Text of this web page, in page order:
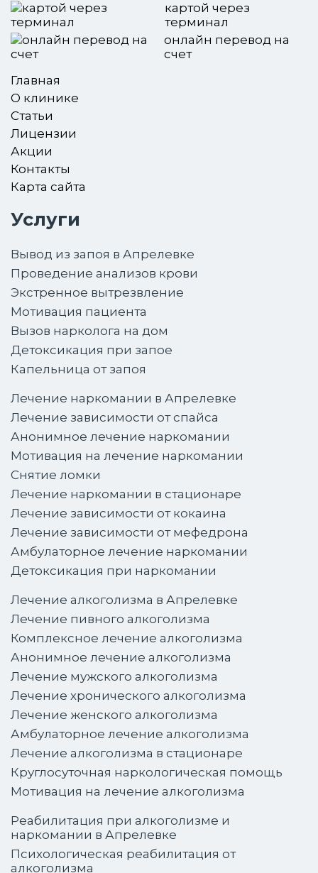
картой через
терминал
онлайн перевод на
счет
Главная
О клинике
Статьи
Лицензии
Акции
Контакты
Карта сайта
Услуги
Вывод из запоя в Апрелевке
Проведение анализов крови
Экстренное вытрезвление
Мотивация пациента
Вызов нарколога на дом
Детоксикация при запое
Капельница от запоя
Лечение наркомании в Апрелевке
Лечение зависимости от спайса
Анонимное лечение наркомании
Мотивация на лечение наркомании
Снятие ломки
Лечение наркомании в стационаре
Лечение зависимости от кокаина
Лечение зависимости от мефедрона
Амбулаторное лечение наркомании
Детоксикация при наркомании
Лечение алкоголизма в Апрелевке
Лечение пивного алкоголизма
Комплексное лечение алкоголизма
Анонимное лечение алкоголизма
Лечение мужского алкоголизма
Лечение хронического алкоголизма
Лечение женского алкоголизма
Амбулаторное лечение алкоголизма
Лечение алкоголизма в стационаре
Круглосуточная наркологическая помощь
Мотивация на лечение алкоголизма
Реабилитация при алкоголизме и
наркомании в Апрелевке
Психологическая реабилитация от
алкоголизма